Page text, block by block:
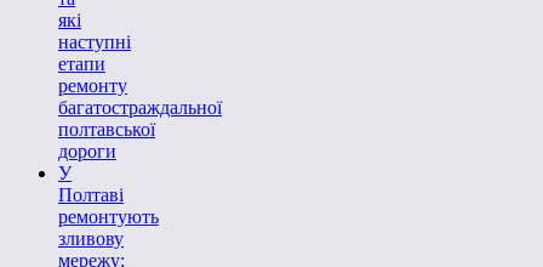
які
наступні
етапи
ремонту
багатостраждальної
полтавської
дороги
У
Полтаві
ремонтують
зливову
мережу: